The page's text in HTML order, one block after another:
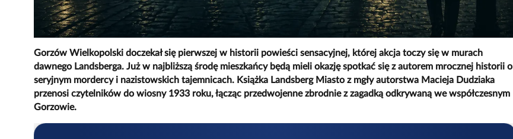
Gorzów Wielkopolski doczekał się pierwszej w historii powieści sensacyjnej, której akcja toczy się w murach
dawnego Landsberga. Już w najbliższą środę mieszkańcy będą mieli okazję spotkać się z autorem mrocznej historii o
seryjnym mordercy i nazistowskich tajemnicach. Książka Landsberg Miasto z mgły autorstwa Macieja Dudziaka
przenosi czytelników do wiosny 1933 roku, łącząc przedwojenne zbrodnie z zagadką odkrywaną we współczesnym
Gorzowie.